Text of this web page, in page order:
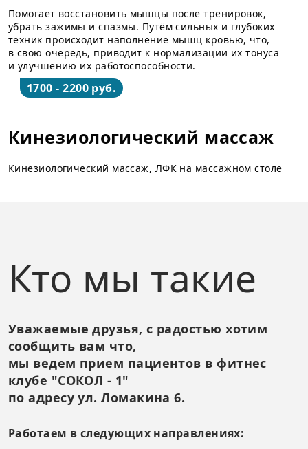
Помогает восстановить мышцы после тренировок,
убрать зажимы и спазмы. Путём сильных и глубоких
техник происходит наполнение мышц кровью, что,
в свою очередь, приводит к нормализации их тонуса
и улучшению их работоспособности.
1700 - 2200 руб.
Кинезиологический массаж
Кинезиологический массаж, ЛФК на массажном столе
Кто мы такие
Уважаемые друзья, с радостью хотим
сообщить вам что,
мы ведем прием пациентов в фитнес
клубе "СОКОЛ - 1"
по адресу ул. Ломакина 6.
Работаем в следующих направлениях: